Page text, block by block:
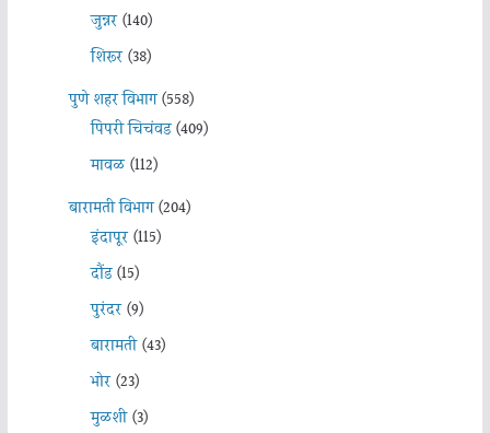
जुन्नर(140)
शिरूर(38)
पुणे शहर विभाग(558)
पिंपरी चिचंवड(409)
मावळ(112)
बारामती विभाग(204)
इंदापूर(115)
दौंड(15)
पुरंदर(9)
बारामती(43)
भोर(23)
मुळशी(3)